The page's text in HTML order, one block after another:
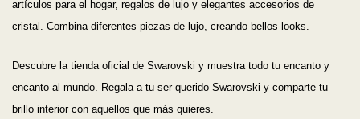
artículos para el hogar, regalos de lujo y elegantes accesorios de
cristal. Combina diferentes piezas de lujo, creando bellos looks.
Descubre la tienda oficial de Swarovski y muestra todo tu encanto y
encanto al mundo. Regala a tu ser querido Swarovski y comparte tu
brillo interior con aquellos que más quieres.